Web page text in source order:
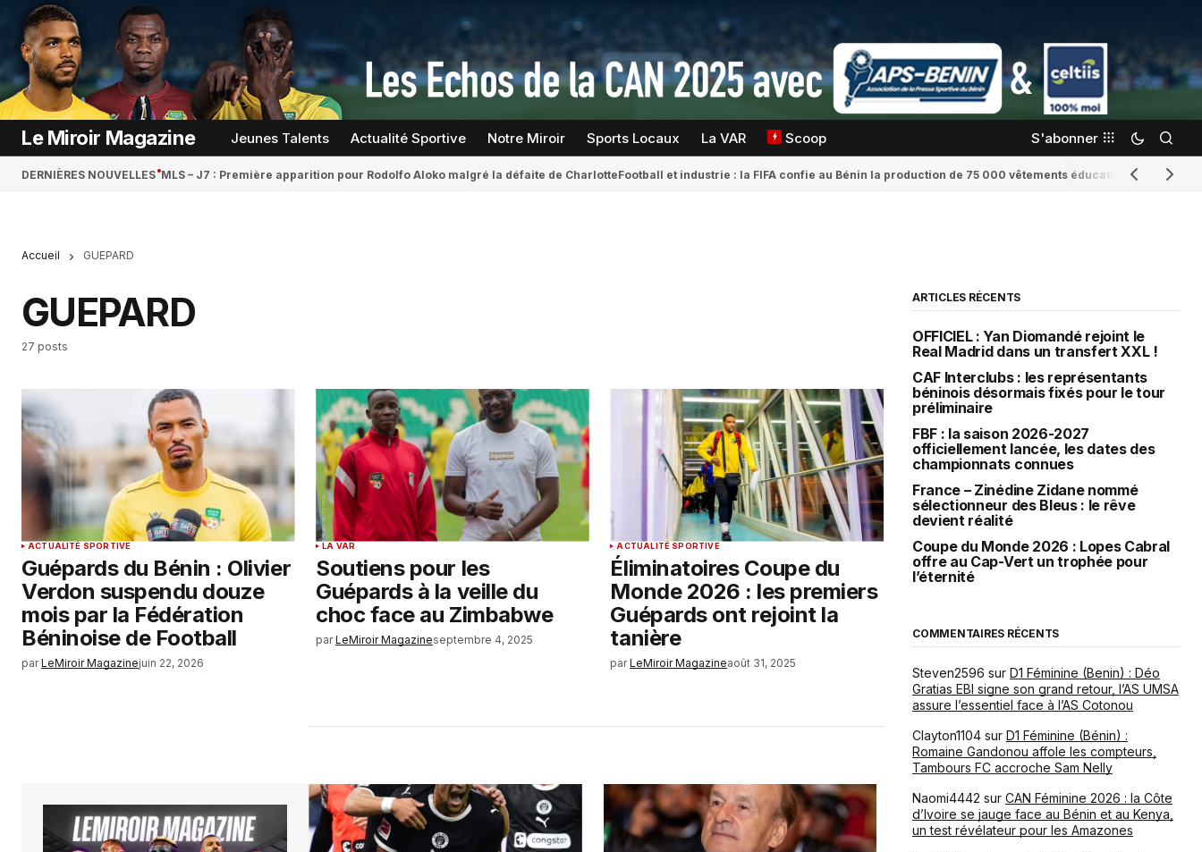
Le Miroir Magazine Jeunes Talents Actualité Sportive Notre Miroir Sports Locaux La VAR Scoop S'abonner
DERNIÈRES NOUVELLES MLS – J7 : Première apparition pour Rodolfo Aloko malgré la défaite de CharlotteFootball et industrie : la FIFA confie au Bénin la production de 75 000 vêtements éducatifs Romaine
Accueil GUEPARD
GUEPARD
27 posts
ACTUALITÉ SPORTIVE
Guépards du Bénin : Olivier
Verdon suspendu douze
mois par la Fédération
Béninoise de Football
par LeMiroir Magazinejuin 22, 2026
LA VAR
Soutiens pour les
Guépards à la veille du
choc face au Zimbabwe
par LeMiroir Magazineseptembre 4, 2025
ACTUALITÉ SPORTIVE
Éliminatoires Coupe du
Monde 2026 : les premiers
Guépards ont rejoint la
tanière
par LeMiroir Magazineaoût 31, 2025
ARTICLES RÉCENTS
OFFICIEL : Yan Diomandé rejoint le
Real Madrid dans un transfert XXL !
CAF Interclubs : les représentants
béninois désormais fixés pour le tour
préliminaire
FBF : la saison 2026-2027
officiellement lancée, les dates des
championnats connues
France – Zinédine Zidane nommé
sélectionneur des Bleus : le rêve
devient réalité
Coupe du Monde 2026 : Lopes Cabral
offre au Cap-Vert un trophée pour
l’éternité
COMMENTAIRES RÉCENTS
Steven2596 sur D1 Féminine (Benin) : Déo
Gratias EBI signe son grand retour, l’AS UMSA
assure l’essentiel face à l’AS Cotonou
Clayton1104 sur D1 Féminine (Bénin) :
Romaine Gandonou affole les compteurs,
Tambours FC accroche Sam Nelly
Naomi4442 sur CAN Féminine 2026 : la Côte
d’Ivoire se jauge face au Bénin et au Kenya,
un test révélateur pour les Amazones